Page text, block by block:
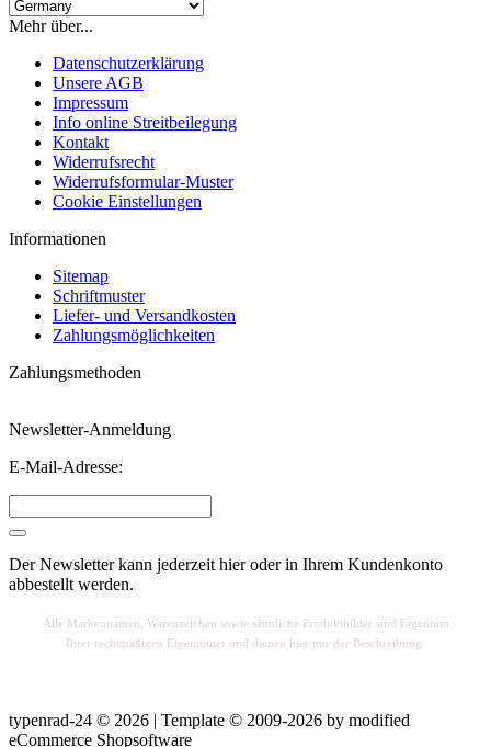
Mehr über...
Datenschutzerklärung
Unsere AGB
Impressum
Info online Streitbeilegung
Kontakt
Widerrufsrecht
Widerrufsformular-Muster
Cookie Einstellungen
Informationen
Sitemap
Schriftmuster
Liefer- und Versandkosten
Zahlungsmöglichkeiten
Zahlungsmethoden
Newsletter-Anmeldung
E-Mail-Adresse:
Der Newsletter kann jederzeit hier oder in Ihrem Kundenkonto
abbestellt werden.
Alle Markennamen, Warenzeichen sowie sämtliche Produktbilder sind Eigentum
Ihrer rechtmäßigen Eigentümer und dienen hier nur der Beschreibung.
typenrad-24 © 2026 | Template © 2009-2026 by modified
eCommerce Shopsoftware